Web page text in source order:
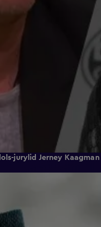
jurylid Jerney Kaagman